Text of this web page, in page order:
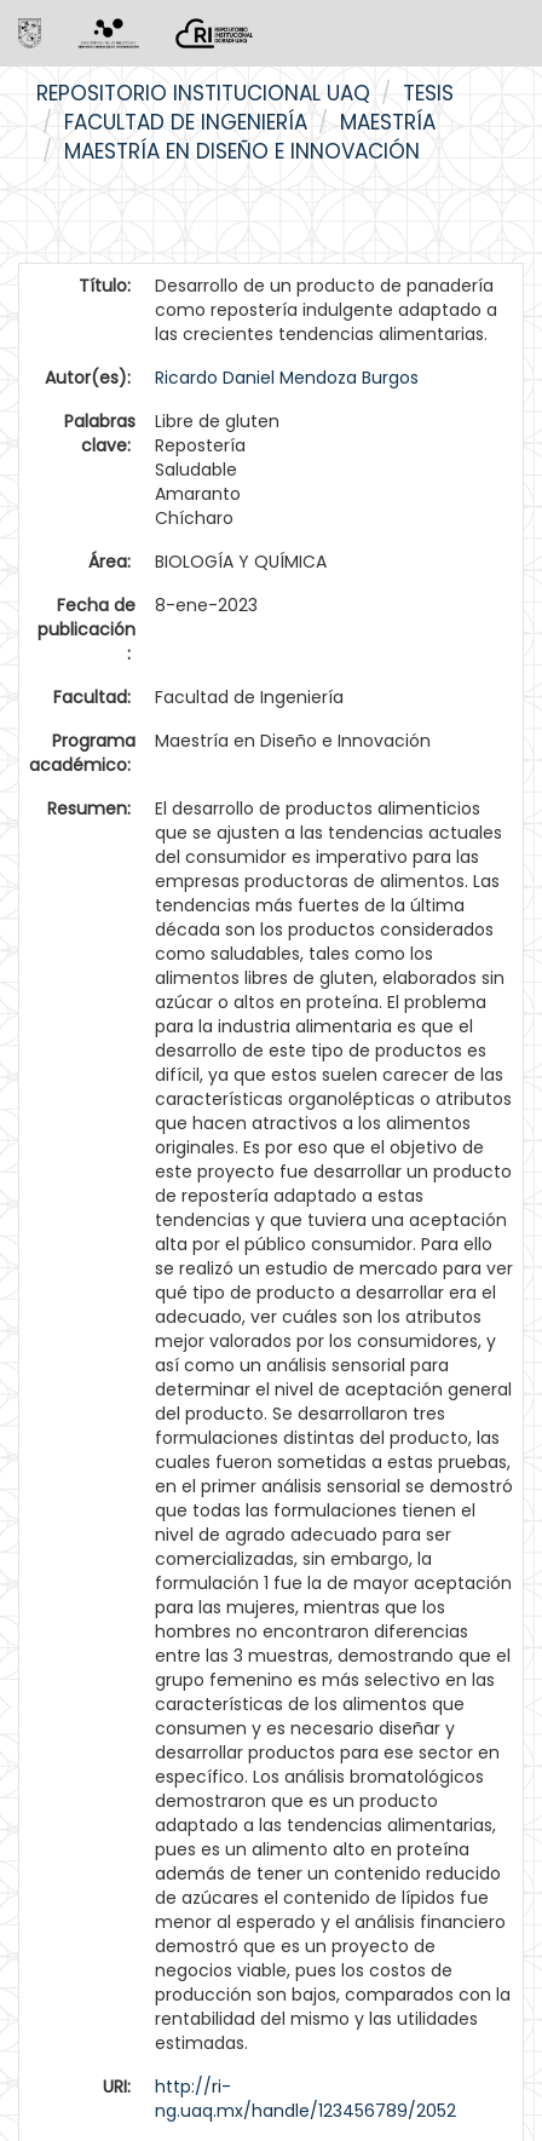
navigation
REPOSITORIO INSTITUCIONAL UAQ
TESIS
FACULTAD DE INGENIERÍA
MAESTRÍA
MAESTRÍA EN DISEÑO E INNOVACIÓN
Título:
Desarrollo de un producto de panadería
como repostería indulgente adaptado a
las crecientes tendencias alimentarias.
Autor(es):
Ricardo Daniel Mendoza Burgos
Palabras
clave:
Libre de gluten
Repostería
Saludable
Amaranto
Chícharo
Área:
BIOLOGÍA Y QUÍMICA
Fecha de
publicación
:
8-ene-2023
Facultad:
Facultad de Ingeniería
Programa
académico:
Maestría en Diseño e Innovación
Resumen:
El desarrollo de productos alimenticios
que se ajusten a las tendencias actuales
del consumidor es imperativo para las
empresas productoras de alimentos. Las
tendencias más fuertes de la última
década son los productos considerados
como saludables, tales como los
alimentos libres de gluten, elaborados sin
azúcar o altos en proteína. El problema
para la industria alimentaria es que el
desarrollo de este tipo de productos es
difícil, ya que estos suelen carecer de las
características organolépticas o atributos
que hacen atractivos a los alimentos
originales. Es por eso que el objetivo de
este proyecto fue desarrollar un producto
de repostería adaptado a estas
tendencias y que tuviera una aceptación
alta por el público consumidor. Para ello
se realizó un estudio de mercado para ver
qué tipo de producto a desarrollar era el
adecuado, ver cuáles son los atributos
mejor valorados por los consumidores, y
así como un análisis sensorial para
determinar el nivel de aceptación general
del producto. Se desarrollaron tres
formulaciones distintas del producto, las
cuales fueron sometidas a estas pruebas,
en el primer análisis sensorial se demostró
que todas las formulaciones tienen el
nivel de agrado adecuado para ser
comercializadas, sin embargo, la
formulación 1 fue la de mayor aceptación
para las mujeres, mientras que los
hombres no encontraron diferencias
entre las 3 muestras, demostrando que el
grupo femenino es más selectivo en las
características de los alimentos que
consumen y es necesario diseñar y
desarrollar productos para ese sector en
específico. Los análisis bromatológicos
demostraron que es un producto
adaptado a las tendencias alimentarias,
pues es un alimento alto en proteína
además de tener un contenido reducido
de azúcares el contenido de lípidos fue
menor al esperado y el análisis financiero
demostró que es un proyecto de
negocios viable, pues los costos de
producción son bajos, comparados con la
rentabilidad del mismo y las utilidades
estimadas.
URI:
http://ri-
ng.uaq.mx/handle/123456789/2052